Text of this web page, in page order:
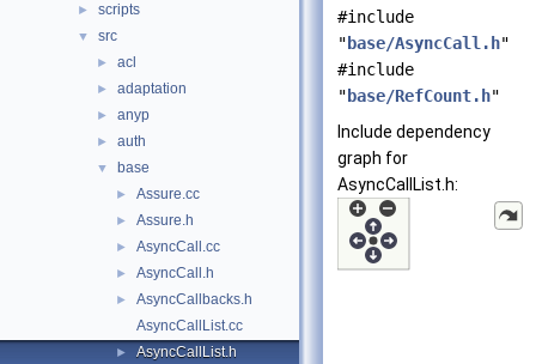
► scripts
▼ src
► acl
► adaptation
► anyp
► auth
▼ base
► Assure.cc
► Assure.h
► AsyncCall.cc
► AsyncCall.h
►
AsyncCallbacks.h
AsyncCallList.cc
►
AsyncCallList.h
#include
" base/AsyncCall.h"
#include
" base/RefCount.h"
Include dependency
graph for
AsyncCallList.h: